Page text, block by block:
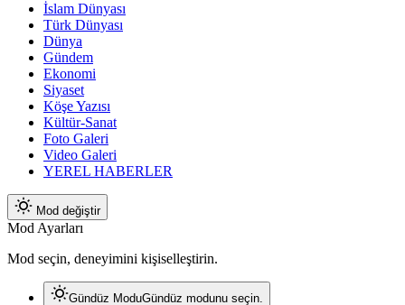
İslam Dünyası
Türk Dünyası
Dünya
Gündem
Ekonomi
Siyaset
Köşe Yazısı
Kültür-Sanat
Foto Galeri
Video Galeri
YEREL HABERLER
Mod değiştir
Mod Ayarları
Mod seçin, deneyimini kişiselleştirin.
Gündüz ModuGündüz modunu seçin.